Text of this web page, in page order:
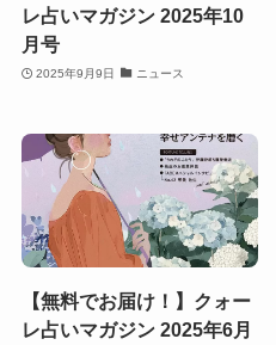
レ占いマガジン 2025年10
月号
2025年9月9日 ニュース
【無料でお届け！】クォー
レ占いマガジン 2025年6月